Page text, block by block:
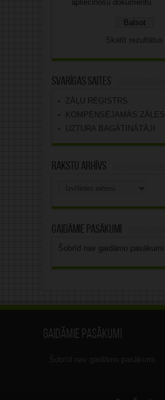
apliecinošu dokumentu.
Skatīt rezultātus
Svarīgas saites
ZĀĻU REĢISTRS
KOMPENSĒJAMĀS ZĀLES
UZTURA BAGĀTINĀTĀJI
Rakstu arhīvs
Gaidāmie pasākumi
Šobrīd nav gaidāmo pasākumi.
Gaidāmie pasākumi
Šobrīd nav gaidāmo pasākumi.